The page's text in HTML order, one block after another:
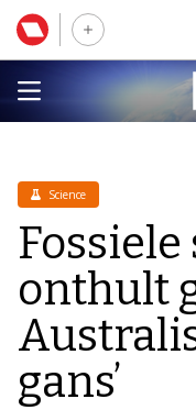
Science
onthult
gans’